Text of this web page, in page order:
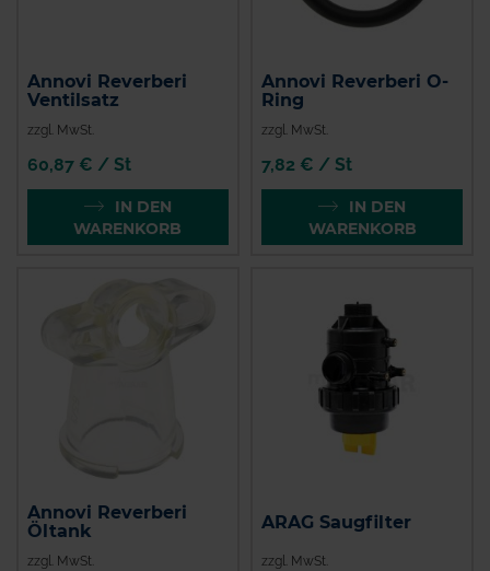
Annovi Reverberi
Ventilsatz
zzgl. MwSt.
60,87 € / St
IN DEN
WARENKORB
Annovi Reverberi O-
Ring
zzgl. MwSt.
7,82 € / St
IN DEN
WARENKORB
Annovi Reverberi
Öltank
zzgl. MwSt.
ARAG Saugfilter
zzgl. MwSt.